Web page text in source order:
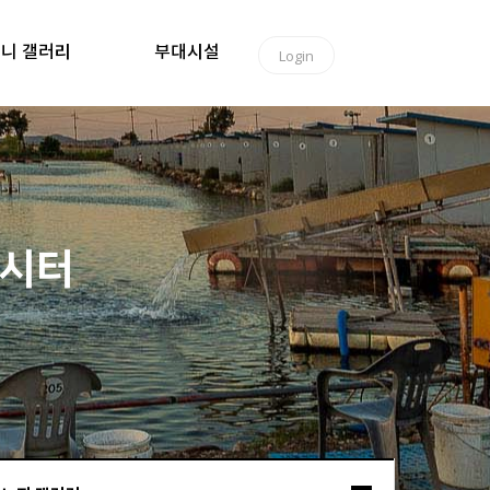
갤러리 부대시설 Login
터